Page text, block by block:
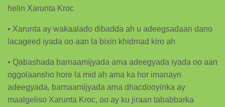
helin Xarunta Kroc
• Xarunta ay wakaalado dibadda ah u adeegsadaan dano
lacageed iyada oo aan la bixin khidmad kiro ah
• Qabashada barnaamijyada ama adeegyada iyada oo aan
oggolaansho hore la mid ah ama ka hor imanayn
adeegyada, barnaamijyada ama dhacdooyinka ay
maalgeliso Xarunta Kroc, oo ay ku jiraan tababbarka